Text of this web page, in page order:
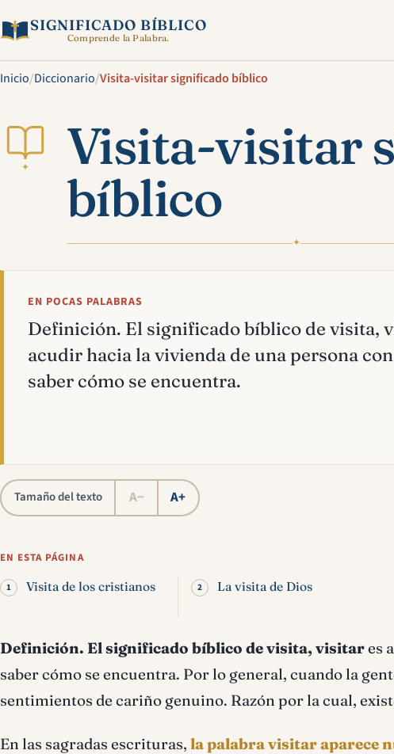
SIGNIFICADO BÍBLICO
Comprende la Palabra.
Inicio/Diccionario/Visita-visitar significado bíblico
✦
Visita-visitar
bíblico
✦
EN POCAS PALABRAS
Definición. El significado bíblico de visita,
acudir hacia la vivienda de una persona
saber cómo se encuentra.
Tamaño del texto A− A+
EN ESTA PÁGINA
Visita de los cristianos La visita de Dios
Definición. El significado bíblico de visita, visitares
saber cómo se encuentra. Por lo general, cuando la
sentimientos de cariño genuino. Razón por la cual,
En las sagradas escrituras, la palabra visitar aparece